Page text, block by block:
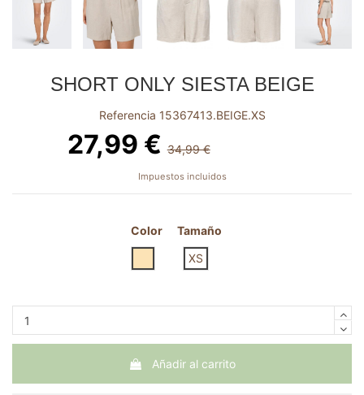
SHORT ONLY SIESTA BEIGE
Referencia 15367413.BEIGE.XS
27,99 € 34,99 €
Impuestos incluidos
Color
Tamaño
XS
Añadir al carrito